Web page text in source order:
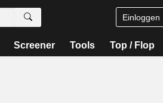
Einloggen
Screener Tools Top / Flop